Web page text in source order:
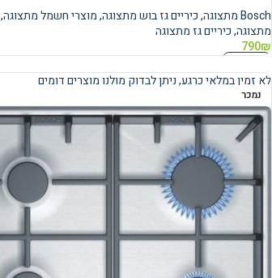
Bosch מתצוגה ,כיריים גז בוש מתצוגה,מוצרי חשמל מתצוגה,
מתצוגה,כיריים גז מתצוגה
790₪
מידע נוסף
נמכר
לא זמין במלאי כרגע, ניתן לבדוק מולנו מוצרים דומים